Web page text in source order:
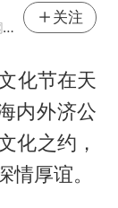
关注
化节在天
内外济公
化之约，
厚谊。